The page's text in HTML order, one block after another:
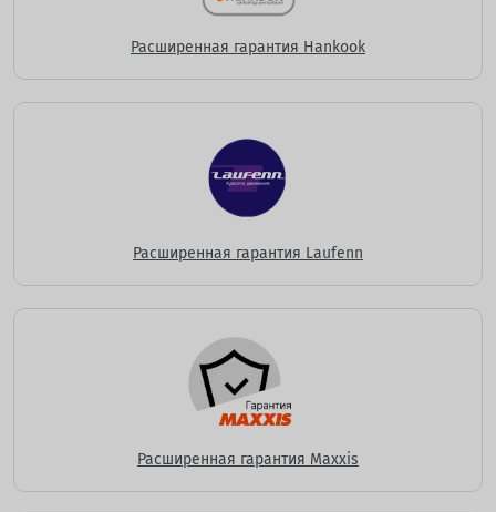
Расширенная гарантия Hankook
Расширенная гарантия Laufenn
Расширенная гарантия Maxxis